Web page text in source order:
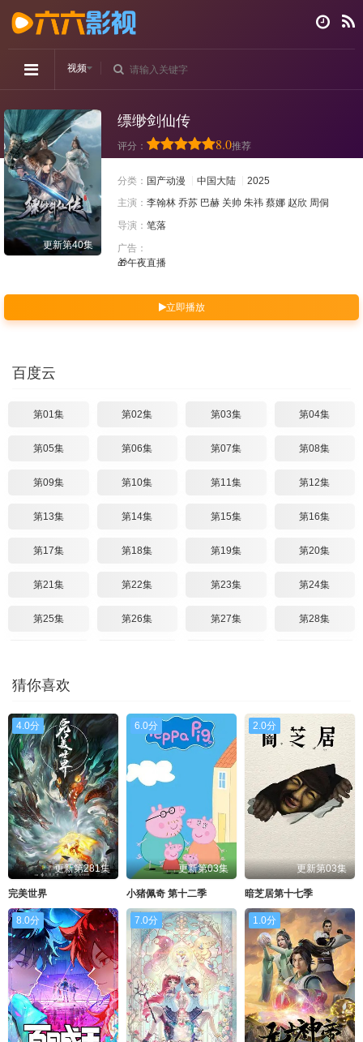
视频
更新第40集
缥缈剑仙传
评分： 8.0推荐
分类： 国产动漫 中国大陆
2025
主演： 李翰林 乔苏 巴赫 关帅 朱祎 蔡娜 赵欣 周侗
导演： 笔落
广告：
🎁午夜直播
立即播放
百度云
第01集 第02集 第03集 第04集
第05集 第06集 第07集 第08集
第09集 第10集 第11集 第12集
第13集 第14集 第15集 第16集
第17集 第18集 第19集 第20集
第21集 第22集 第23集 第24集
第25集 第26集 第27集 第28集
第33集
第37集 第38集 第39集 第40集
猜你喜欢
4.0分
更新第281集
完美世界
6.0分
更新第03集
小猪佩奇 第十二季
2.0分
更新第03集
暗芝居第十七季
8.0分 7.0分 1.0分